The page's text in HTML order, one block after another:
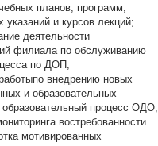
планов, программ,
указаний и курсов лекций;
деятельности
филиала по обслуживанию
по ДОП;
внедрению новых
и образовательных
образовательный процесс ОДО;
востребованности
мотивированных